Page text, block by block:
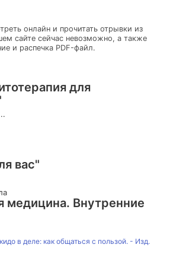
онлайн и прочитать отрывки из
сайте сейчас невозможно, а также
и распечка PDF-файл.
для
вас"
медицина. Внутренние
в деле: как общаться с пользой. - Изд.